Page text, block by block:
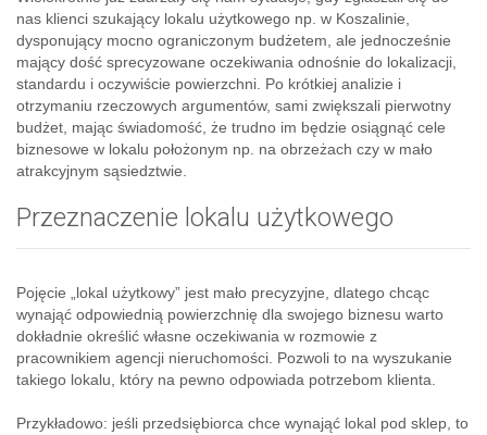
nas klienci szukający lokalu użytkowego np. w Koszalinie,
dysponujący mocno ograniczonym budżetem, ale jednocześnie
mający dość sprecyzowane oczekiwania odnośnie do lokalizacji,
standardu i oczywiście powierzchni. Po krótkiej analizie i
otrzymaniu rzeczowych argumentów, sami zwiększali pierwotny
budżet, mając świadomość, że trudno im będzie osiągnąć cele
biznesowe w lokalu położonym np. na obrzeżach czy w mało
atrakcyjnym sąsiedztwie.
Przeznaczenie lokalu użytkowego
Pojęcie „lokal użytkowy” jest mało precyzyjne, dlatego chcąc
wynająć odpowiednią powierzchnię dla swojego biznesu warto
dokładnie określić własne oczekiwania w rozmowie z
pracownikiem agencji nieruchomości. Pozwoli to na wyszukanie
takiego lokalu, który na pewno odpowiada potrzebom klienta.
Przykładowo: jeśli przedsiębiorca chce wynająć lokal pod sklep, to